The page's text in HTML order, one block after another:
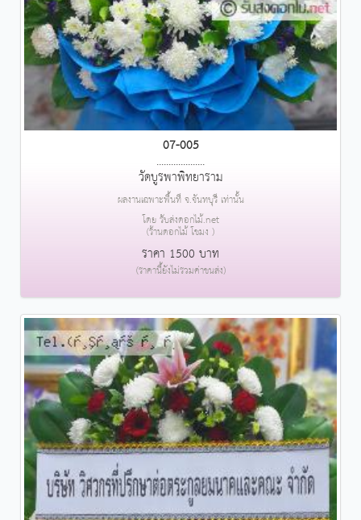
07-005
....................
วัดบูรพาพิทยาราม
ผลงานเฉพาะพื้นที่ จ.จันทบุรี เท่านั้น
โดย รับส่งดอกไม้.net
(ร้านดอกไม้ โขมง )
ราคา 1500 บาท
(ราคานี้ยังไม่รวมค่าขนส่ง)